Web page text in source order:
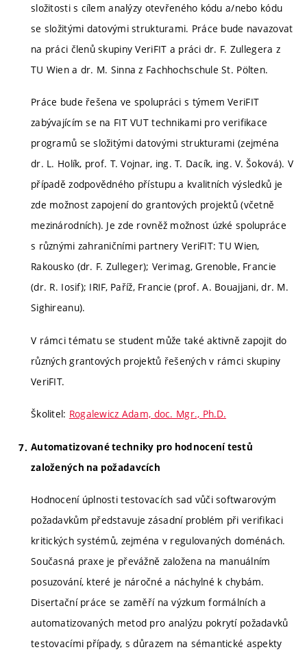
složitosti s cílem analýzy otevřeného kódu a/nebo kódu
se složitými datovými strukturami. Práce bude navazovat
na práci členů skupiny VeriFIT a práci dr. F. Zullegera z
TU Wien a dr. M. Sinna z Fachhochschule St. Pölten.
Práce bude řešena ve spolupráci s týmem VeriFIT
zabývajícím se na FIT VUT technikami pro verifikace
programů se složitými datovými strukturami (zejména
dr. L. Holík, prof. T. Vojnar, ing. T. Dacík, ing. V. Šoková). V
případě zodpovědného přístupu a kvalitních výsledků je
zde možnost zapojení do grantových projektů (včetně
mezinárodních). Je zde rovněž možnost úzké spolupráce
s různými zahraničními partnery VeriFIT: TU Wien,
Rakousko (dr. F. Zulleger); Verimag, Grenoble, Francie
(dr. R. Iosif); IRIF, Paříž, Francie (prof. A. Bouajjani, dr. M.
Sighireanu).
V rámci tématu se student může také aktivně zapojit do
různých grantových projektů řešených v rámci skupiny
VeriFIT.
Školitel: Rogalewicz Adam, doc. Mgr., Ph.D.
Automatizované techniky pro hodnocení testů
založených na požadavcích
Hodnocení úplnosti testovacích sad vůči softwarovým
požadavkům představuje zásadní problém při verifikaci
kritických systémů, zejména v regulovaných doménách.
Současná praxe je převážně založena na manuálním
posuzování, které je náročné a náchylné k chybám.
Disertační práce se zaměří na výzkum formálních a
automatizovaných metod pro analýzu pokrytí požadavků
testovacími případy, s důrazem na sémantické aspekty